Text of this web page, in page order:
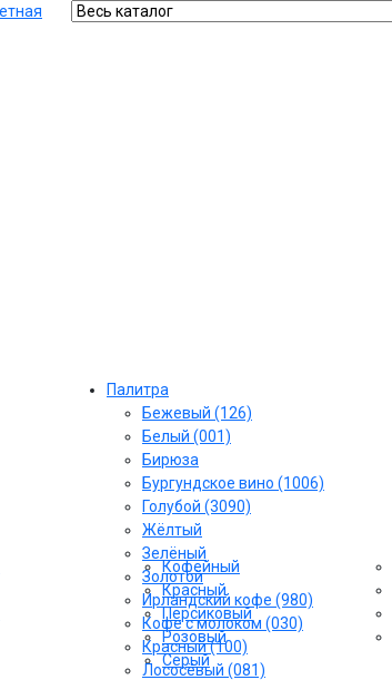
Кофейный
Красный
Персиковый
Розовый
Серый
Палитра
Бежевый (126)
Белый (001)
Бирюза
Бургундское вино (1006)
Голубой (3090)
Жёлтый
Зелёный
Золотой
Ирландский кофе (980)
Кофе с молоком (030)
Красный (100)
Лососёвый (081)